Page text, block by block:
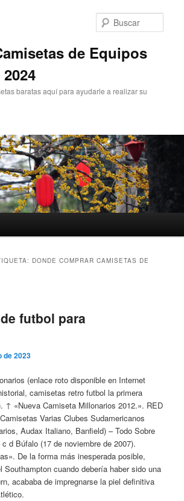
de Equipos
baratas aquí para ayudarle a realizar su
DONDE COMPRAR CAMISETAS DE
futbol para
de 2023
(enlace roto disponible en Internet
camisetas retro futbol la primera
↑ «Nueva Camiseta Millonarios 2012.». RED
Varias Clubes Sudamericanos
Audax Italiano, Banfield) – Todo Sobre
d Búfalo (17 de noviembre de 2007).
De la forma más inesperada posible,
Southampton cuando debería haber sido una
acababa de impregnarse la piel definitiva